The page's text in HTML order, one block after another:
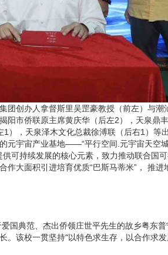
团创办人拿督斯里吴罡豪教授（前左）与潮
阳市侨联原主席黄庆华（后左2），天泉鼎
，天泉泽木文化总裁徐溥联（后右1）等出
元宇宙产业基地——“平行空间.元宇宙天空
可持续发展的核心元素，致力推动联合国
作大面积引进培育优质“巴斯马蒂米”， 推进
国典范、杰出侨领庄世平先生的故乡粤东
该校一贯坚持“以特色求生存，以合作求